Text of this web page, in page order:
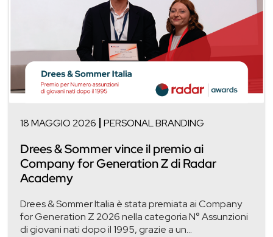
18 MAGGIO 2026 PERSONAL BRANDING
Drees & Sommer vince il premio ai
Company for Generation Z di Radar
Academy
Drees & Sommer Italia è stata premiata ai Company
for Generation Z 2026 nella categoria N° Assunzioni
di giovani nati dopo il 1995, grazie a un...